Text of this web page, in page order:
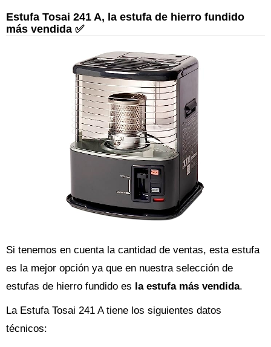
Estufa Tosai 241 A, la estufa de hierro fundido
más vendida ✅
Si tenemos en cuenta la cantidad de ventas, esta estufa
es la mejor opción ya que en nuestra selección de
estufas de hierro fundido es la estufa más vendida.
La Estufa Tosai 241 A tiene los siguientes datos
técnicos: